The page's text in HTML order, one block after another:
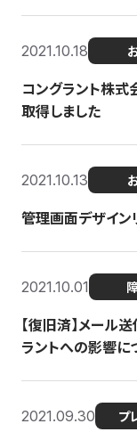
2021.10.18
コングラント株式
取得しました
2021.10.13
管理画面デザイン
2021.10.01
【復旧済】メール
ラントへの影響に
2021.09.30 プ